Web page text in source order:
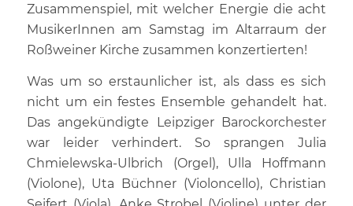
Zusammenspiel, mit welcher Energie die acht
MusikerInnen am Samstag im Altarraum der
Roßweiner Kirche zusammen konzertierten!
Was um so erstaunlicher ist, als dass es sich
nicht um ein festes Ensemble gehandelt hat.
Das angekündigte Leipziger Barockorchester
war leider verhindert. So sprangen Julia
Chmielewska-Ulbrich (Orgel), Ulla Hoffmann
(Violone), Uta Büchner (Violoncello), Christian